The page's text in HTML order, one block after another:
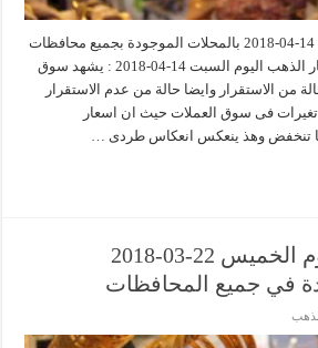
أسعار الذهب اليوم السبت 14-04-2018 بالمحلات الموجودة بجميع محافظات
جمهورية مصر العربية أسعار الذهب اليوم السبت 14-04-2018 : يشهد سوق
من الاستقرار وايضا حالة من عدم الاستقرار
فى سوق العملات حيث ان اسعار
تنخفض وهذ ينعكس انعكاس طردى …
أسعار الذهب اليوم الخميس 22-03-2018
في جميع المحافظات